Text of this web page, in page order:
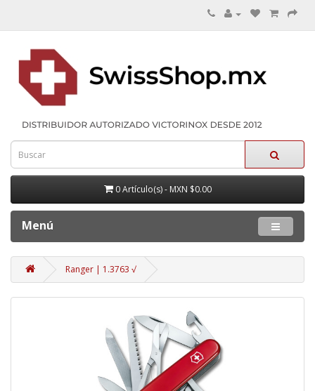
0 Artículo(s) - MXN $0.00
Menú
Ranger | 1.3763 √